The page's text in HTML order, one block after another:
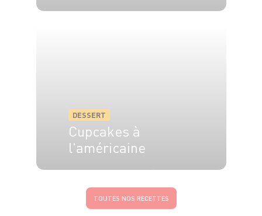
DESSERT
Cupcakes à
l'américaine
TOUTES NOS RECETTES